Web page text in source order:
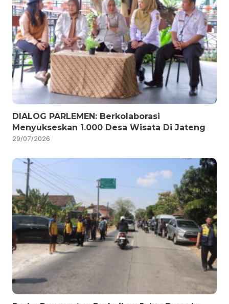
DIALOG PARLEMEN: Berkolaborasi
Menyukseskan 1.000 Desa Wisata Di Jateng
29/07/2026